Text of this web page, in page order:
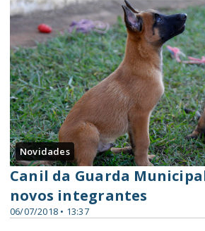
Novidades
06/07/2018 • 13:37
Canil da Guarda
novos integrantes